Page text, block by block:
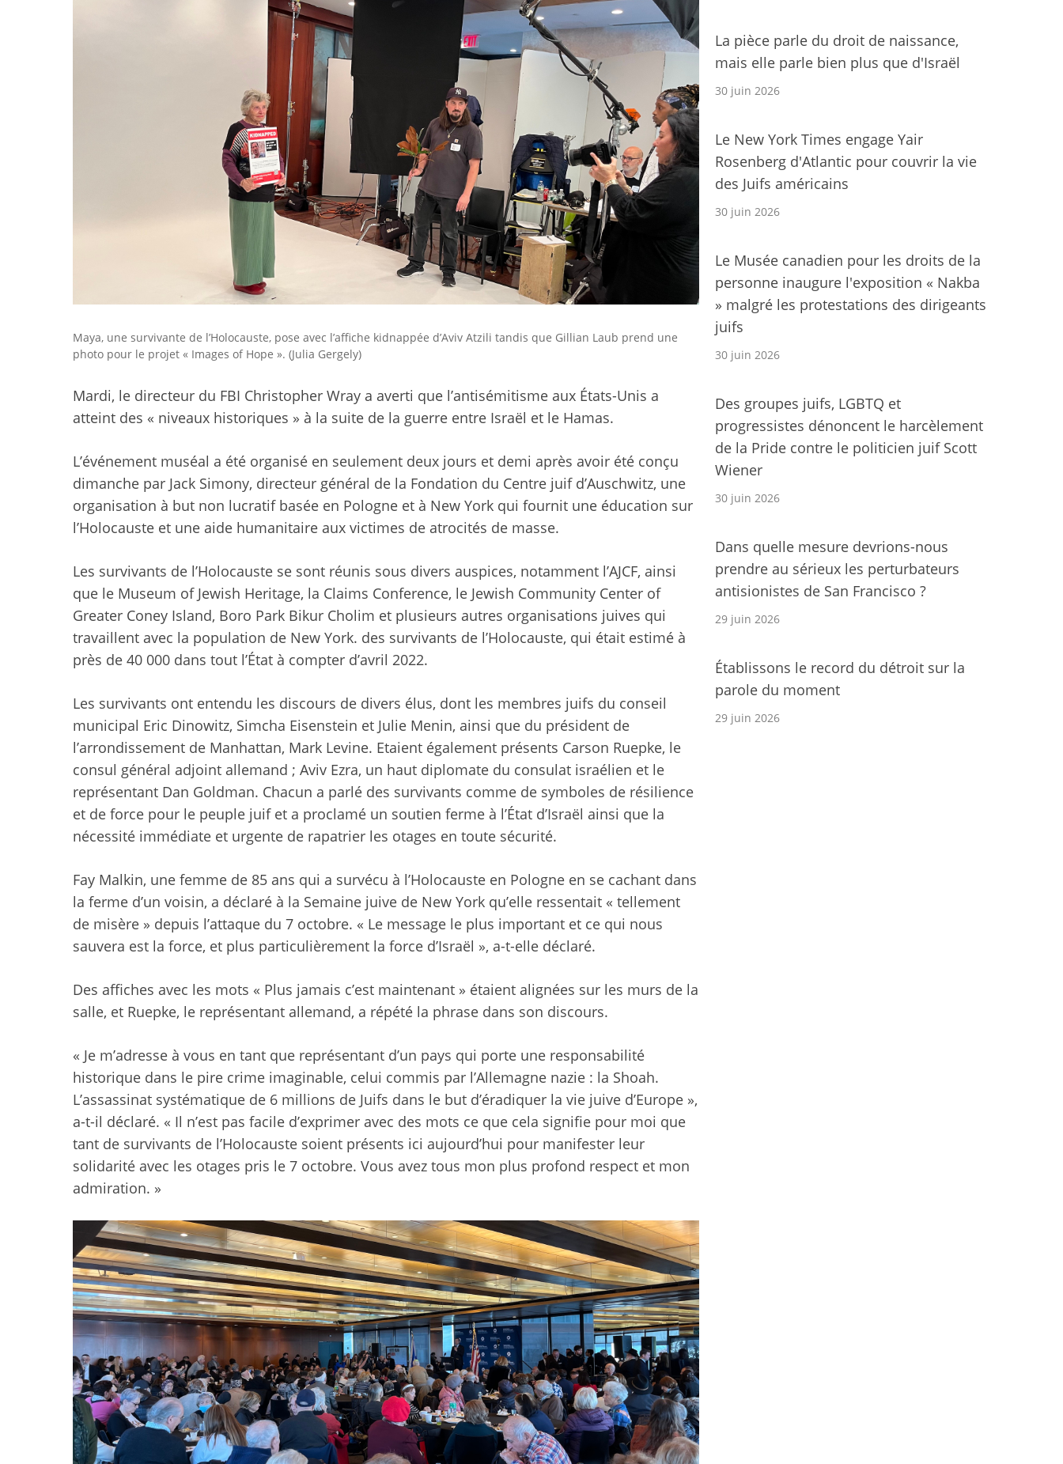
Maya, une survivante de l’Holocauste, pose avec l’affiche kidnappée d’Aviv Atzili tandis que Gillian Laub prend une
photo pour le projet « Images of Hope ». (Julia Gergely)
Mardi, le directeur du FBI Christopher Wray a averti que l’antisémitisme aux États-Unis a
atteint des « niveaux historiques » à la suite de la guerre entre Israël et le Hamas.
L’événement muséal a été organisé en seulement deux jours et demi après avoir été conçu
dimanche par Jack Simony, directeur général de la Fondation du Centre juif d’Auschwitz, une
organisation à but non lucratif basée en Pologne et à New York qui fournit une éducation sur
l’Holocauste et une aide humanitaire aux victimes de atrocités de masse.
Les survivants de l’Holocauste se sont réunis sous divers auspices, notamment l’AJCF, ainsi
que le Museum of Jewish Heritage, la Claims Conference, le Jewish Community Center of
Greater Coney Island, Boro Park Bikur Cholim et plusieurs autres organisations juives qui
travaillent avec la population de New York. des survivants de l’Holocauste, qui était estimé à
près de 40 000 dans tout l’État à compter d’avril 2022.
Les survivants ont entendu les discours de divers élus, dont les membres juifs du conseil
municipal Eric Dinowitz, Simcha Eisenstein et Julie Menin, ainsi que du président de
l’arrondissement de Manhattan, Mark Levine. Etaient également présents Carson Ruepke, le
consul général adjoint allemand ; Aviv Ezra, un haut diplomate du consulat israélien et le
représentant Dan Goldman. Chacun a parlé des survivants comme de symboles de résilience
et de force pour le peuple juif et a proclamé un soutien ferme à l’État d’Israël ainsi que la
nécessité immédiate et urgente de rapatrier les otages en toute sécurité.
Fay Malkin, une femme de 85 ans qui a survécu à l’Holocauste en Pologne en se cachant dans
la ferme d’un voisin, a déclaré à la Semaine juive de New York qu’elle ressentait « tellement
de misère » depuis l’attaque du 7 octobre. « Le message le plus important et ce qui nous
sauvera est la force, et plus particulièrement la force d’Israël », a-t-elle déclaré.
Des affiches avec les mots « Plus jamais c’est maintenant » étaient alignées sur les murs de la
salle, et Ruepke, le représentant allemand, a répété la phrase dans son discours.
« Je m’adresse à vous en tant que représentant d’un pays qui porte une responsabilité
historique dans le pire crime imaginable, celui commis par l’Allemagne nazie : la Shoah.
L’assassinat systématique de 6 millions de Juifs dans le but d’éradiquer la vie juive d’Europe »,
a-t-il déclaré. « Il n’est pas facile d’exprimer avec des mots ce que cela signifie pour moi que
tant de survivants de l’Holocauste soient présents ici aujourd’hui pour manifester leur
solidarité avec les otages pris le 7 octobre. Vous avez tous mon plus profond respect et mon
admiration. »
La pièce parle du droit de naissance,
mais elle parle bien plus que d'Israël
30 juin 2026
Le New York Times engage Yair
Rosenberg d'Atlantic pour couvrir la vie
des Juifs américains
30 juin 2026
Le Musée canadien pour les droits de la
personne inaugure l'exposition « Nakba
» malgré les protestations des dirigeants
juifs
30 juin 2026
Des groupes juifs, LGBTQ et
progressistes dénoncent le harcèlement
de la Pride contre le politicien juif Scott
Wiener
30 juin 2026
Dans quelle mesure devrions-nous
prendre au sérieux les perturbateurs
antisionistes de San Francisco ?
29 juin 2026
Établissons le record du détroit sur la
parole du moment
29 juin 2026